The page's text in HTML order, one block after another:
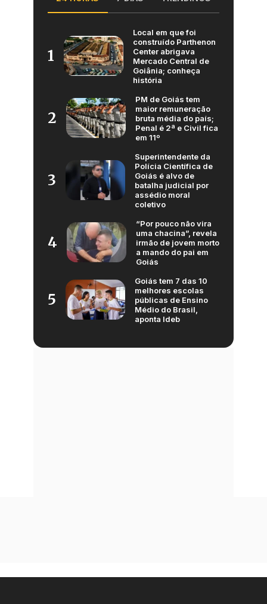
1
Local em que foi
construído Parthenon
Center abrigava
Mercado Central de
Goiânia; conheça
história
2
PM de Goiás tem
maior remuneração
bruta média do país;
Penal é 2ª e Civil fica
em 11º
3
Superintendente da
Polícia Científica de
Goiás é alvo de
batalha judicial por
assédio moral
coletivo
4
“Por pouco não vira
uma chacina”, revela
irmão de jovem morto
a mando do pai em
Goiás
5
Goiás tem 7 das 10
melhores escolas
públicas de Ensino
Médio do Brasil,
aponta Ideb